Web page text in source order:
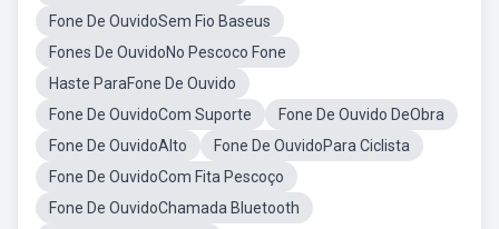
Fone De OuvidoSem Fio Baseus
Fones De OuvidoNo Pescoco Fone
Haste ParaFone De Ouvido
Fone De OuvidoCom Suporte
Fone De Ouvido DeObra
Fone De OuvidoAlto
Fone De OuvidoPara Ciclista
Fone De OuvidoCom Fita Pescoço
Fone De OuvidoChamada Bluetooth